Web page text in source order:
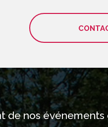
de nos événements